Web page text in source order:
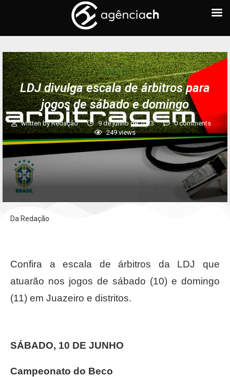
Arbitragem
LDJ divulga escala de árbitros para
jogos de sábado e domingo
written byRedação 9 de junho de 2023
0 comments
249views
Da Redação
Confira a escala de árbitros da LDJ que
atuarão nos jogos de sábado (10) e domingo
(11) em Juazeiro e distritos.
SÁBADO, 10 DE JUNHO
Campeonato do Beco